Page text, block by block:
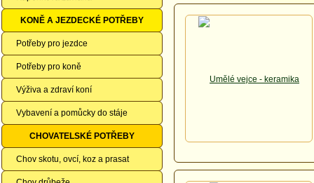
KONĚ A JEZDECKÉ POTŘEBY
Potřeby pro jezdce
Potřeby pro koně
Výživa a zdraví koní
Vybavení a pomůcky do stáje
CHOVATELSKÉ POTŘEBY
Chov skotu, ovcí, koz a prasat